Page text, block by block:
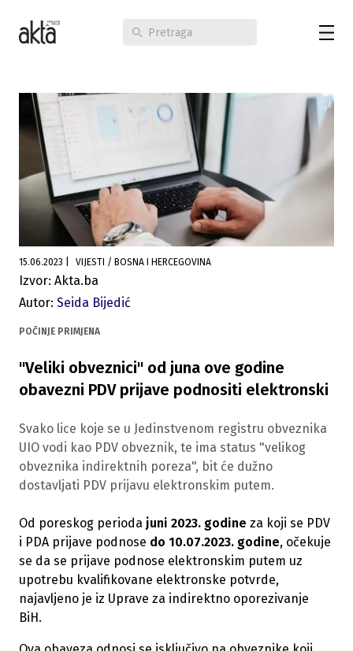
15.06.2023 VIJESTI / BOSNA I HERCEGOVINA
Izvor: Akta.ba
Autor: Seida Bijedić
POČINJE PRIMJENA
"Veliki obveznici" od juna ove godine
obavezni PDV prijave podnositi elektronski
Svako lice koje se u Jedinstvenom registru obveznika
UIO vodi kao PDV obveznik, te ima status "velikog
obveznika indirektnih poreza", bit će dužno
dostavljati PDV prijavu elektronskim putem.
Od poreskog perioda juni 2023. godine za koji se PDV
i PDA prijave podnose do 10.07.2023. godine, očekuje
se da se prijave podnose elektronskim putem uz
upotrebu kvalifikovane elektronske potvrde,
najavljeno je iz Uprave za indirektno oporezivanje
BiH.